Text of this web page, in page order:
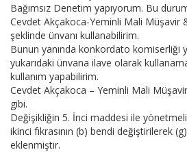
Bağımsız Denetim yapıyorum. Bu
Cevdet Akçakoca-Yeminli Mali Müşavir
şeklinde ünvanı kullanabilirim.
Bunun yanında konkordato komiserliği
yukarıdaki ünvana ilave olarak
kullanım yapabilirim.
Cevdet Akçakoca – Yeminli Mali
gibi.
Değişikliğin 5. İnci maddesi ile
ikinci fıkrasının (b) bendi değiştirilerek
eklenmiştir.